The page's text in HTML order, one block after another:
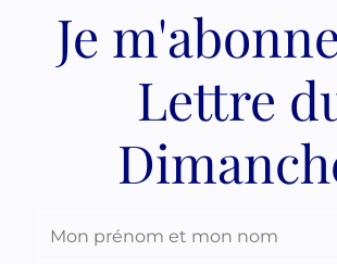
Je
Lettre